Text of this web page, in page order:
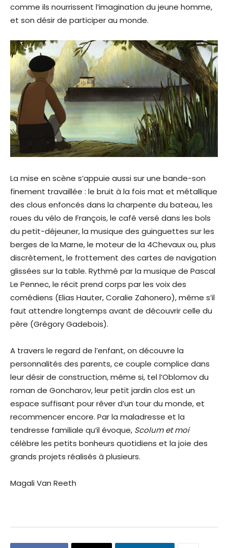
comme ils nourrissent l’imagination du jeune homme,
et son désir de participer au monde.
La mise en scène s’appuie aussi sur une bande-son
finement travaillée : le bruit à la fois mat et métallique
des clous enfoncés dans la charpente du bateau, les
roues du vélo de François, le café versé dans les bols
du petit-déjeuner, la musique des guinguettes sur les
berges de la Marne, le moteur de la 4Chevaux ou, plus
discrètement, le frottement des cartes de navigation
glissées sur la table. Rythmé par la musique de Pascal
Le Pennec, le récit prend corps par les voix des
comédiens (Elias Hauter, Coralie Zahonero), même s’il
faut attendre longtemps avant de découvrir celle du
père (Grégory Gadebois).
A travers le regard de l’enfant, on découvre la
personnalités des parents, ce couple complice dans
leur désir de construction, même si, tel l’Oblomov du
roman de Goncharov, leur petit jardin clos est un
espace suffisant pour rêver d’un tour du monde, et
recommencer encore. Par la maladresse et la
tendresse familiale qu’il évoque, Scolum et moi
célèbre les petits bonheurs quotidiens et la joie des
grands projets réalisés à plusieurs.
Magali Van Reeth